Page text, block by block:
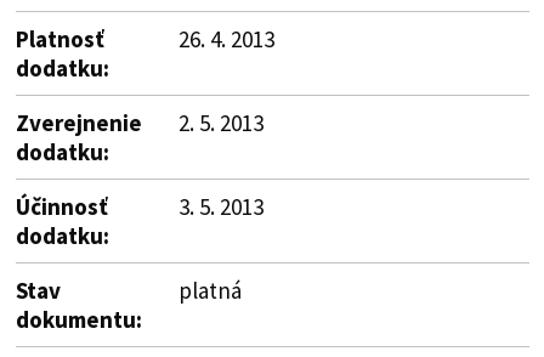
Platnosť
dodatku:
26. 4. 2013
Zverejnenie
dodatku:
2. 5. 2013
Účinnosť
dodatku:
3. 5. 2013
Stav
dokumentu:
platná